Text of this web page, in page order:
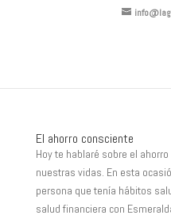
El ahorro consciente
Hoy te hablaré sobre el
nuestras vidas. En esta
persona que tenía hábitos
salud financiera con